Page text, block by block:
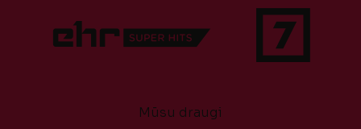
Mūsu draugi